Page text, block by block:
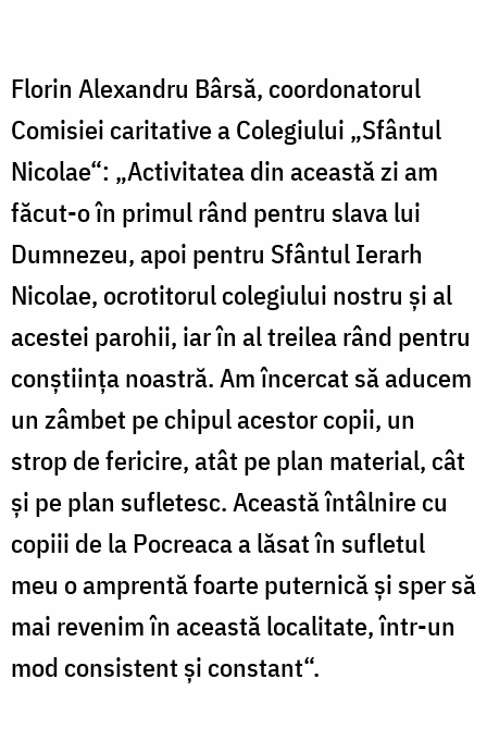
Florin Alexandru Bârsă, coordonatorul
Comisiei caritative a Colegiului „Sfântul
Nicolae“: „Activitatea din această zi am
făcut-o în primul rând pentru slava lui
Dumnezeu, apoi pentru Sfântul Ierarh
Nicolae, ocrotitorul colegiului nostru şi al
acestei parohii, iar în al treilea rând pentru
conştiinţa noastră. Am încercat să aducem
un zâmbet pe chipul acestor copii, un
strop de fericire, atât pe plan material, cât
şi pe plan sufletesc. Această întâlnire cu
copiii de la Pocreaca a lăsat în sufletul
meu o amprentă foarte puternică şi sper să
mai revenim în această localitate, într-un
mod consistent şi constant“.